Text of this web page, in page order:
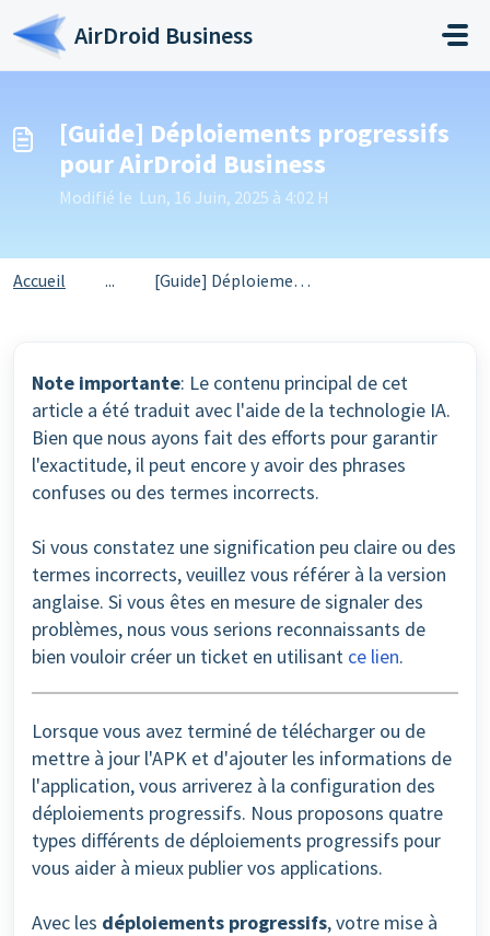
Passer au contenu principal
AirDroid Business
[Guide] Déploiements progressifs
pour AirDroid Business
Modifié le Lun, 16 Juin, 2025 à 4:02 H
Accueil ... [Guide] Déploiements progressifs pour AirDroid Business
Note importante: Le contenu principal de cet
article a été traduit avec l'aide de la technologie IA.
Bien que nous ayons fait des efforts pour garantir
l'exactitude, il peut encore y avoir des phrases
confuses ou des termes incorrects.
Si vous constatez une signification peu claire ou des
termes incorrects, veuillez vous référer à la version
anglaise. Si vous êtes en mesure de signaler des
problèmes, nous vous serions reconnaissants de
bien vouloir créer un ticket en utilisant ce lien.
Lorsque vous avez terminé de télécharger ou de
mettre à jour l'APK et d'ajouter les informations de
l'application, vous arriverez à la configuration des
déploiements progressifs. Nous proposons quatre
types différents de déploiements progressifs pour
vous aider à mieux publier vos applications.
Avec les déploiements progressifs, votre mise à